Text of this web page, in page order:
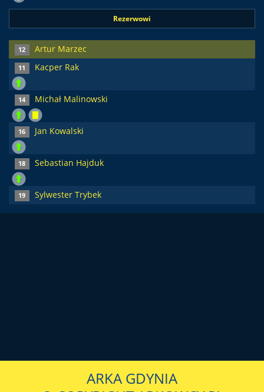
Rezerwowi
12 Artur Marzec
11 Kacper Rak
14 Michał Malinowski
16 Jan Kowalski
18 Sebastian Hajduk
19 Sylwester Trybek
ARKA GDYNIA